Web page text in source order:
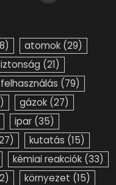
atomok (29)
(21)
felhasználás (79)
gázok (27)
ipar (35)
kutatás (15)
kémiai reakciók (33)
környezet (15)